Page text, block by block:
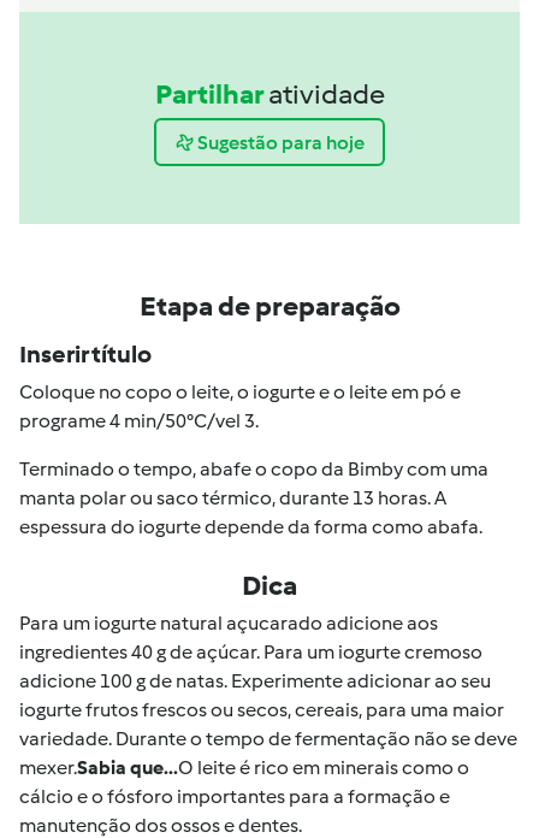
Partilharatividade
Sugestão para hoje
Etapa de preparação
Inserir título
Coloque no copo o leite, o iogurte e o leite em pó e
programe 4 min/50°C/vel 3.
Terminado o tempo, abafe o copo da Bimby com uma
manta polar ou saco térmico, durante 13 horas. A
espessura do iogurte depende da forma como abafa.
Dica
Para um iogurte natural açucarado adicione aos
ingredientes 40 g de açúcar. Para um iogurte cremoso
adicione 100 g de natas. Experimente adicionar ao seu
iogurte frutos frescos ou secos, cereais, para uma maior
variedade. Durante o tempo de fermentação não se deve
mexer.Sabia que...O leite é rico em minerais como o
cálcio e o fósforo importantes para a formação e
manutenção dos ossos e dentes.